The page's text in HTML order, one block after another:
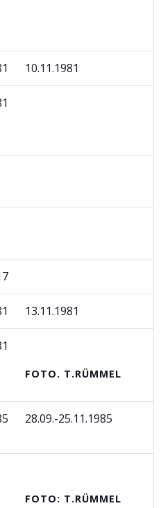
10.11.1981
13.11.1981
FOTO. T.RÜMMEL
28.09.-25.11.1985
FOTO: T.RÜMMEL